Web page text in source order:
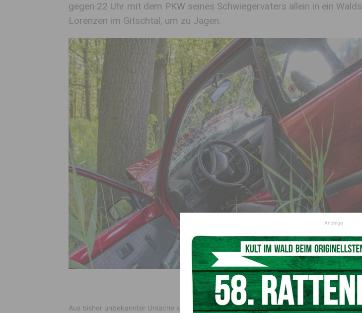
gegen 22 Uhr mit dem PKW seines Schwiegervaters allein in ein
Lorenzen im Gitschtal, um zu Jagen.
Aus bisher unbekannter Ursache kam der Mann auf einem privaten Forstweg über die
Anzeige